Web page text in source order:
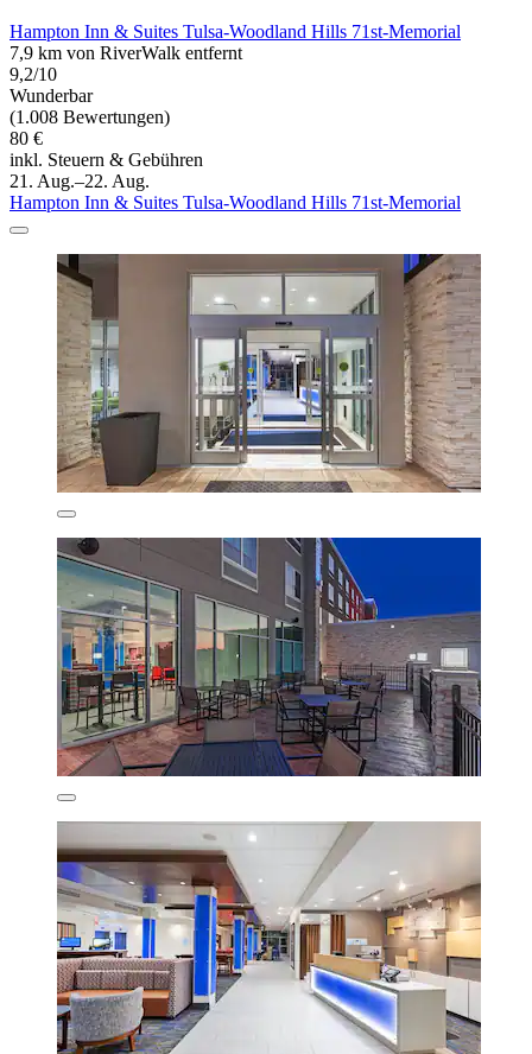
Hampton Inn & Suites Tulsa-Woodland Hills 71st-Memorial
7,9 km von RiverWalk entfernt
9,2/10
Wunderbar
(1.008 Bewertungen)
80 €
inkl. Steuern & Gebühren
21. Aug.–22. Aug.
Hampton Inn & Suites Tulsa-Woodland Hills 71st-Memorial